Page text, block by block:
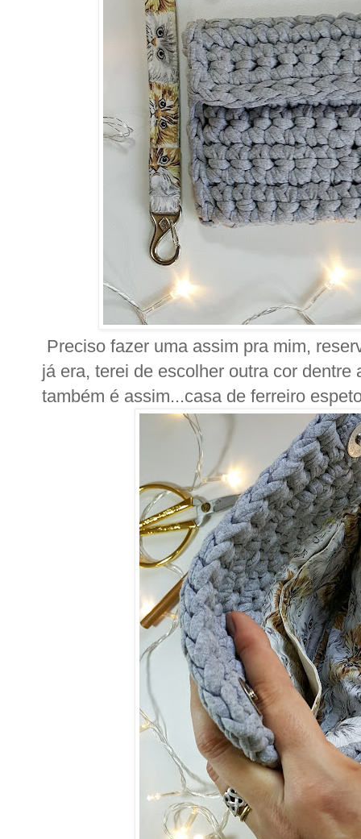
Preciso fazer uma assim pra mim,
já era, terei de escolher outra cor
também é assim...casa de ferreiro